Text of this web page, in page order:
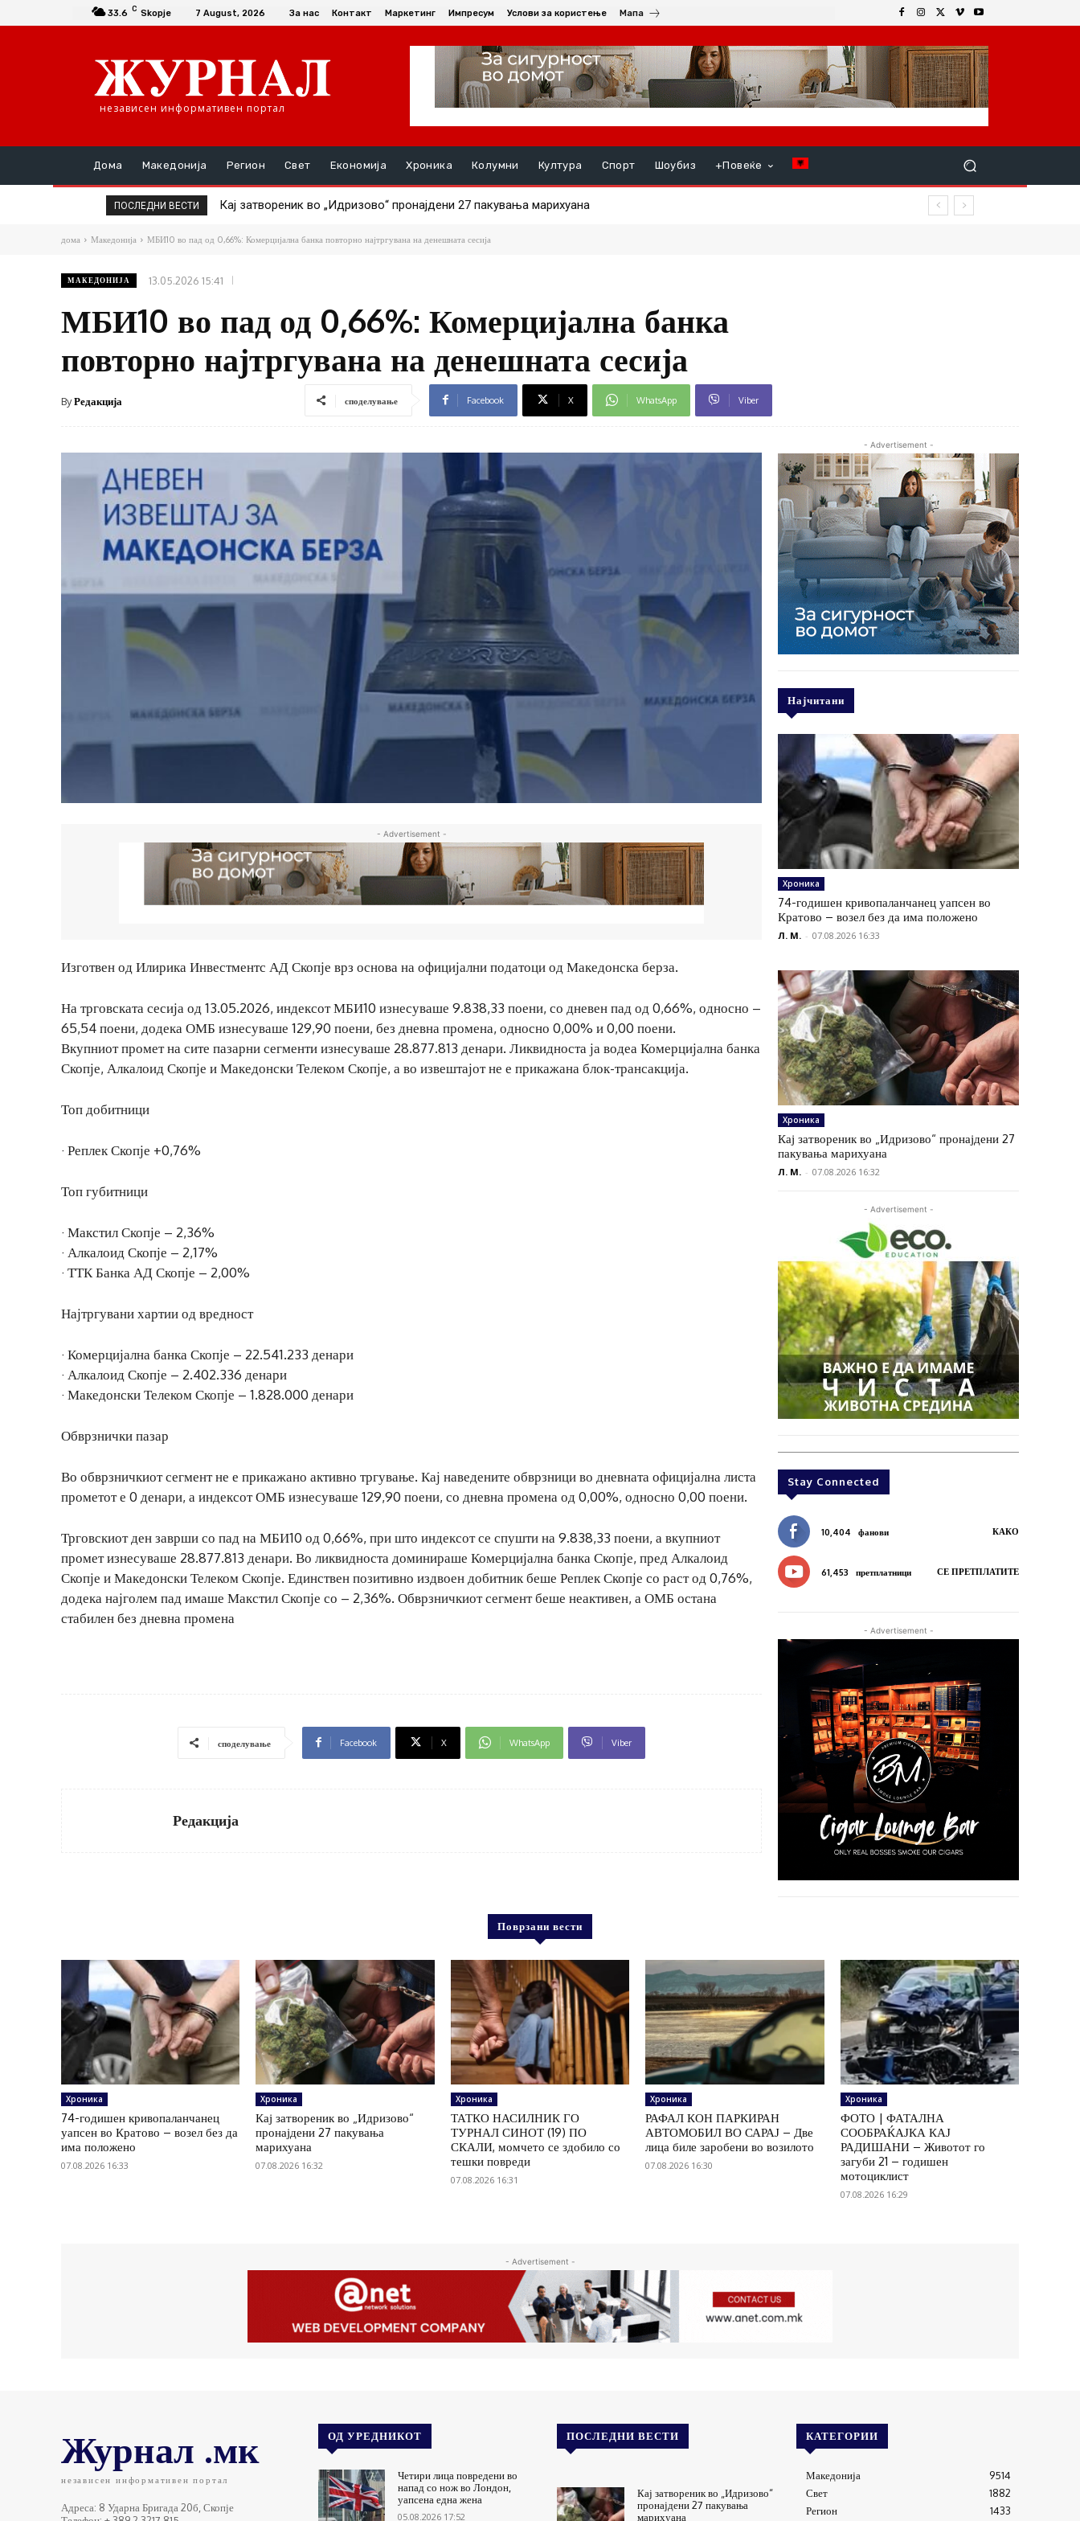
33.6 C Skopje 7 August, 2026 За нас Контакт Маркетинг Импресум Услови за користење Мапа
независен информативен портал
Дома Македонија Регион Свет Економија Хроника Колумни Култура Спорт Шоубиз +Повеќе
ПОСЛЕДНИ ВЕСТИ Кај затвореник во „Идризово“ пронајдени 27 пакувања марихуана
ТАТКО НАСИЛНИК ГО ТУРНАЛ СИНОТ (19) ПО СКАЛИ, момчето се здобило со тешки повреди
дома Македонија МБИ10 во пад од 0,66%: Комерцијална банка повторно најтргувана на денешната сесија
МАКЕДОНИЈА 13.05.2026 15:41
МБИ10 во пад од 0,66%: Комерцијална банка
повторно најтргувана на денешната сесија
ByРедакција споделување Facebook X WhatsApp Viber
- Advertisement -
Изготвен од Илирика Инвестментс АД Скопје врз основа на официјални податоци од Македонска берза.
На трговската сесија од 13.05.2026, индексот МБИ10 изнесуваше 9.838,33 поени, со дневен пад од 0,66%, односно –
65,54 поени, додека ОМБ изнесуваше 129,90 поени, без дневна промена, односно 0,00% и 0,00 поени.
Вкупниот промет на сите пазарни сегменти изнесуваше 28.877.813 денари. Ликвидноста ја водеа Комерцијална банка
Скопје, Алкалоид Скопје и Македонски Телеком Скопје, а во извештајот не е прикажана блок-трансакција.
Топ добитници
· Реплек Скопје +0,76%
Топ губитници
· Макстил Скопје – 2,36%
· Алкалоид Скопје – 2,17%
· ТТК Банка АД Скопје – 2,00%
Најтргувани хартии од вредност
· Комерцијална банка Скопје – 22.541.233 денари
· Алкалоид Скопје – 2.402.336 денари
· Македонски Телеком Скопје – 1.828.000 денари
Обврзнички пазар
Во обврзничкиот сегмент не е прикажано активно тргување. Кај наведените обврзници во дневната официјална листа
прометот е 0 денари, а индексот ОМБ изнесуваше 129,90 поени, со дневна промена од 0,00%, односно 0,00 поени.
Трговскиот ден заврши со пад на МБИ10 од 0,66%, при што индексот се спушти на 9.838,33 поени, а вкупниот
промет изнесуваше 28.877.813 денари. Во ликвидноста доминираше Комерцијална банка Скопје, пред Алкалоид
Скопје и Македонски Телеком Скопје. Единствен позитивно издвоен добитник беше Реплек Скопје со раст од 0,76%,
додека најголем пад имаше Макстил Скопје со – 2,36%. Обврзничкиот сегмент беше неактивен, а ОМБ остана
стабилен без дневна промена
споделување Facebook X WhatsApp Viber
Редакција
- Advertisement -
Најчитани
Хроника
74-годишен кривопаланчанец уапсен во
Кратово – возел без да има положено
Л. М. - 07.08.2026 16:33
Хроника
Кај затвореник во „Идризово“ пронајдени 27
пакувања марихуана
Л. М. - 07.08.2026 16:32
- Advertisement -
Stay Connected
10,404 фанови КАКО
61,453 претплатници СЕ ПРЕТПЛАТИТЕ
- Advertisement -
Поврзани вести
Хроника
74-годишен кривопаланчанец
уапсен во Кратово – возел без да
има положено
07.08.2026 16:33
Хроника
Кај затвореник во „Идризово“
пронајдени 27 пакувања
марихуана
07.08.2026 16:32
Хроника
ТАТКО НАСИЛНИК ГО
ТУРНАЛ СИНОТ (19) ПО
СКАЛИ, момчето се здобило со
тешки повреди
07.08.2026 16:31
Хроника
РАФАЛ КОН ПАРКИРАН
АВТОМОБИЛ ВО САРАЈ – Две
лица биле заробени во возилото
07.08.2026 16:30
Хроника
ФОТО | ФАТАЛНА
СООБРАЌАЈКА КАЈ
РАДИШАНИ – Животот го
загуби 21 – годишен
мотоциклист
07.08.2026 16:29
- Advertisement -
Журнал .мк
независен информативен портал
Адреса: 8 Ударна Бригада 20б, Скопје
ОД УРЕДНИКОТ
Четири лица повредени во
напад со нож во Лондон,
уапсена една жена
05.08.2026 17:52
ПОСЛЕДНИ ВЕСТИ
Кај затвореник во „Идризово“
пронајдени 27 пакувања
марихуана
КАТЕГОРИИ
Македонија
9514
Свет
1882
Регион
1433